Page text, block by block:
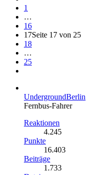
1
…
16
17Seite 17 von 25
18
…
25
UndergroundBerlin
Fernbus-Fahrer
Reaktionen
4.245
Punkte
16.403
Beiträge
1.733